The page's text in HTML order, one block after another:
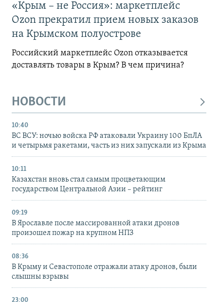
«Крым – не Россия»: маркетплейс
Ozon прекратил прием новых заказов
на Крымском полуострове
Российский маркетплейс Ozon отказывается
доставлять товары в Крым? В чем причина?
НОВОСТИ
10:40
ВС ВСУ: ночью войска РФ атаковали Украину 100 БпЛА
и четырьмя ракетами, часть из них запускали из Крыма
10:11
Казахстан вновь стал самым процветающим
государством Центральной Азии – рейтинг
09:19
В Ярославле после массированной атаки дронов
произошел пожар на крупном НПЗ
08:36
В Крыму и Севастополе отражали атаку дронов, были
слышны взрывы
23:00